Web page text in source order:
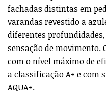
Projeto de inspiração
destaca-se pelas suas
fachadas distintas em
varandas revestido a
diferentes